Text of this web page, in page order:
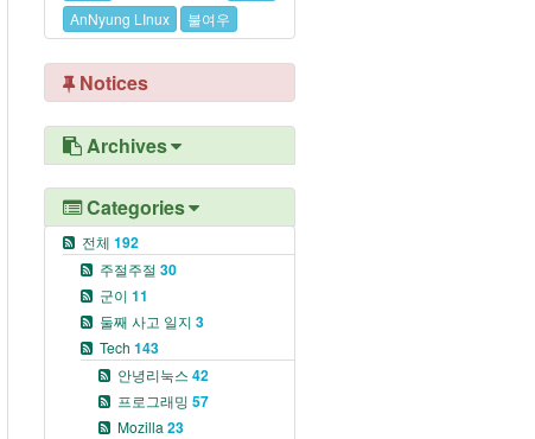
AnNyung LInux
불여우
Notices
Archives
Categories
전체 192
주절주절 30
군이 11
둘째 사고 일지 3
Tech 143
안녕리눅스 42
프로그래밍 57
Mozilla 23